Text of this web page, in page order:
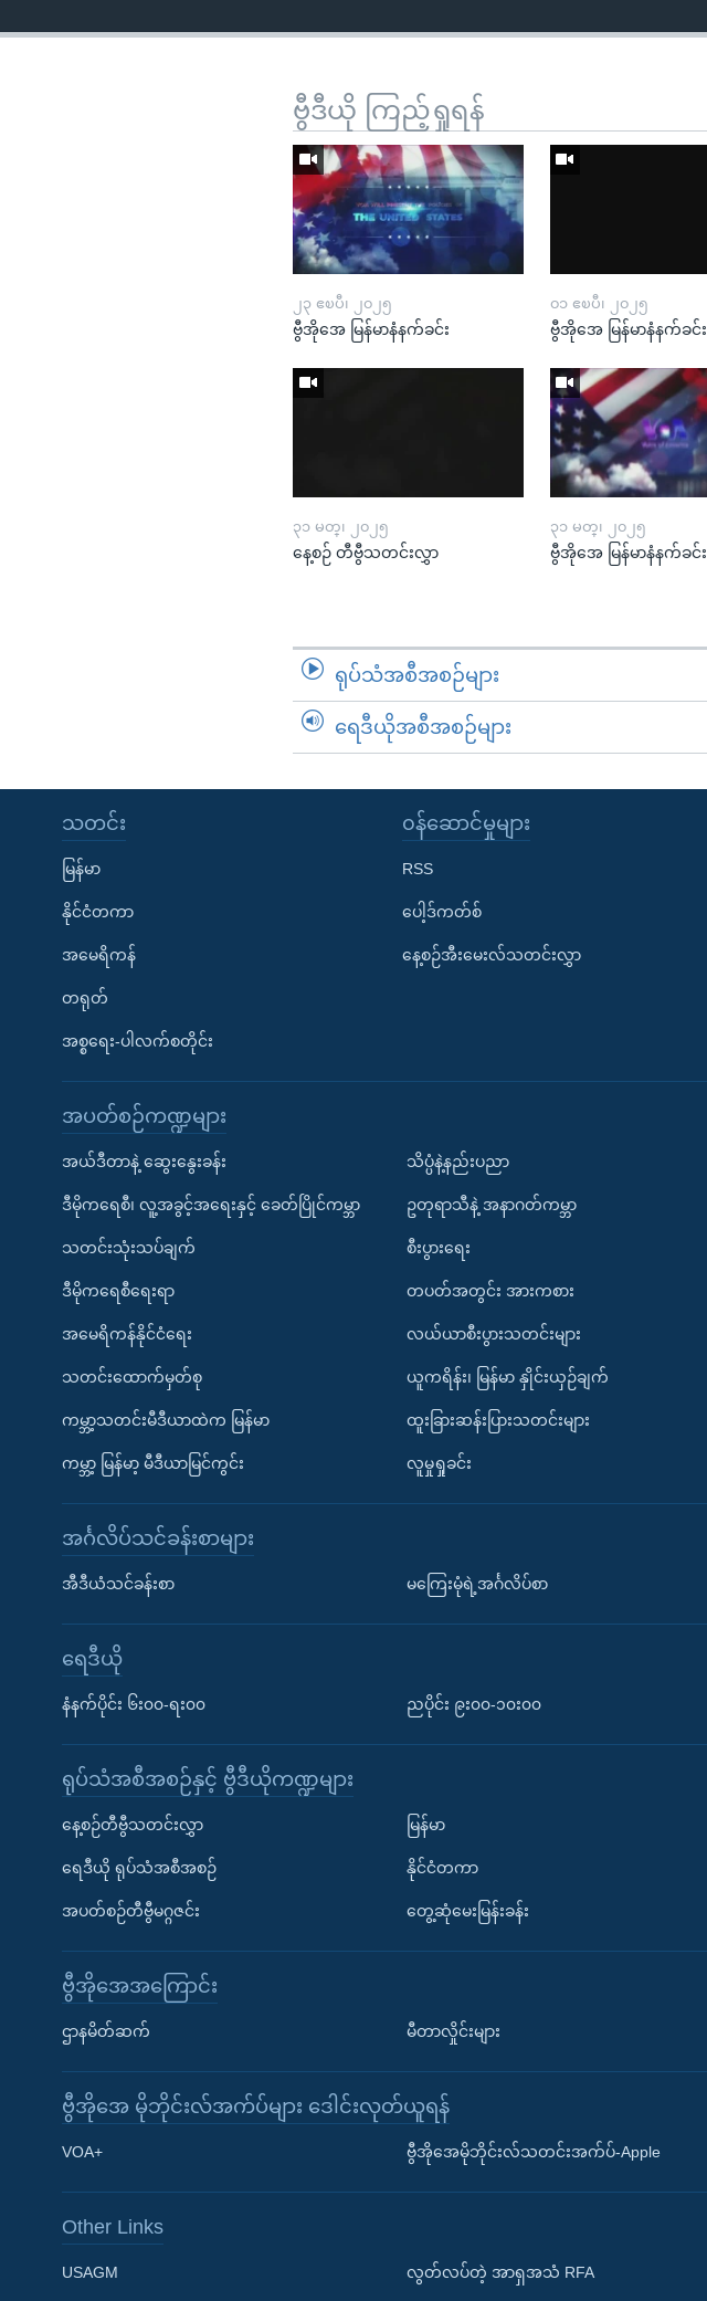
Learning English
ဗွီဒီယို ကြည့်ရှုရန်
၂၃ ဧၿပီ၊ ၂၀၂၅
ဗွီအိုအေ မြန်မာနံနက်ခင်း
၀၁ ဧၿပီ၊ ၂၀၂၅
ဗွီအိုအေ မြန်မာနံနက်ခင်း
၃၁ မတ္၊ ၂၀၂၅
နေ့စဉ် တီဗွီသတင်းလွှာ
၃၁ မတ္၊ ၂၀၂၅
ဗွီအိုအေ မြန်မာနံနက်ခင်း
ရုပ်သံအစီအစဉ်များ
ရေဒီယိုအစီအစဉ်များ
သတင်း
မြန်မာ
နိုင်ငံတကာ
အမေရိကန်
တရုတ်
အစ္စရေး-ပါလက်စတိုင်း
၀န်ဆောင်မှုများ
RSS
ပေါ့ဒ်ကတ်စ်
နေ့စဉ်အီးမေးလ်သတင်းလွှာ
အပတ်စဉ်ကဏ္ဍများ
အယ်ဒီတာနဲ့ ဆွေးနွေးခန်း
ဒီမိုကရေစီ၊ လူ့အခွင့်အရေးနှင့် ခေတ်ပြိုင်ကမ္ဘာ
သတင်းသုံးသပ်ချက်
ဒီမိုကရေစီရေးရာ
အမေရိကန်နိုင်ငံရေး
သတင်းထောက်မှတ်စု
ကမ္ဘာ့သတင်းမီဒီယာထဲက မြန်မာ
ကမ္ဘာ့ မြန်မာ့ မီဒီယာမြင်ကွင်း
သိပ္ပံနဲ့နည်းပညာ
ဥတုရာသီနဲ့ အနာဂတ်ကမ္ဘာ
စီးပွားရေး
တပတ်အတွင်း အားကစား
လယ်ယာစီးပွားသတင်းများ
ယူကရိန်း၊ မြန်မာ နှိုင်းယှဉ်ချက်
ထူးခြားဆန်းပြားသတင်းများ
လူမှုရှုခင်း
အင်္ဂလိပ်သင်ခန်းစာများ
အီဒီယံသင်ခန်းစာ မကြေးမုံရဲ့အင်္ဂလိပ်စာ
ရေဒီယို
နံနက်ပိုင်း ၆း၀၀-ရး၀၀ ညပိုင်း ၉း၀၀-၁၀း၀၀
ရုပ်သံအစီအစဉ်နှင့် ဗွီဒီယိုကဏ္ဍများ
နေ့စဉ်တီဗွီသတင်းလွှာ
ရေဒီယို ရုပ်သံအစီအစဉ်
အပတ်စဉ်တီဗွီမဂ္ဂဇင်း
မြန်မာ
နိုင်ငံတကာ
တွေ့ဆုံမေးမြန်းခန်း
ဗွီအိုအေအကြောင်း
ဌာနမိတ်ဆက် မီတာလှိုင်းများ
ဗွီအိုအေ မိုဘိုင်းလ်အက်ပ်များ ဒေါင်းလုတ်ယူရန်
VOA+ ဗွီအိုအေမိုဘိုင်းလ်သတင်းအက်ပ်-Apple
Other Links
USAGM လွတ်လပ်တဲ့ အာရှအသံ RFA